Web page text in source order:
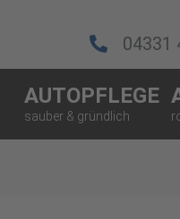
04331
AUTOPFLEGE